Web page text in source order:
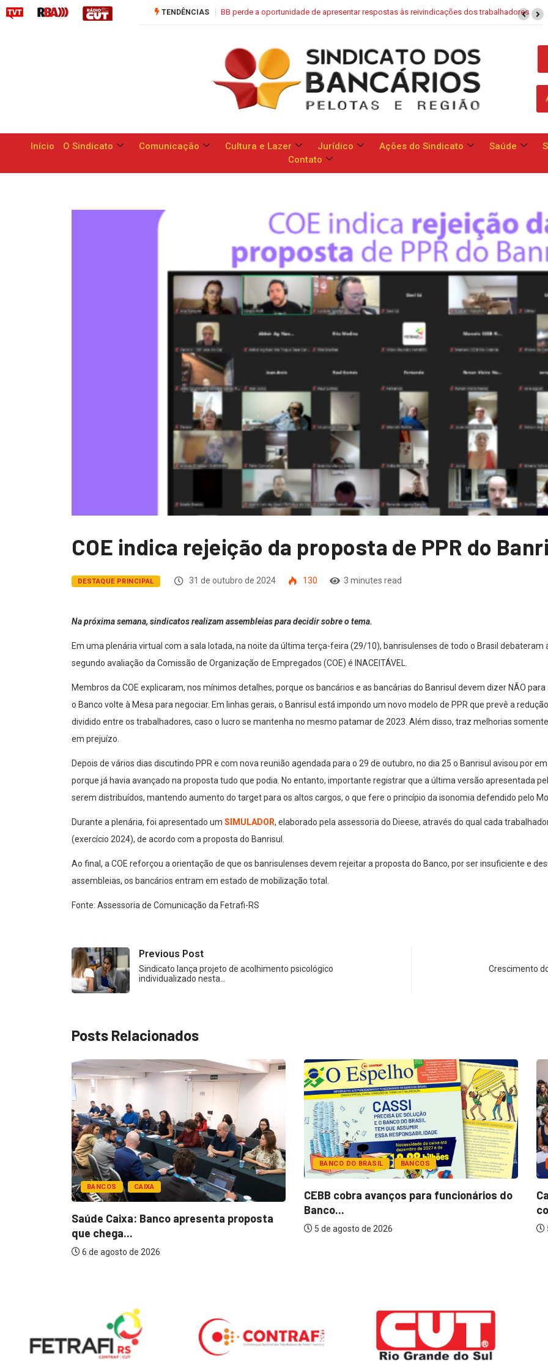
TENDÊNCIASBB perde a oportunidade de apresentar respostas às reivindicações dos trabalhadores Saúde
Início O Sindicato Comunicação Cultura e Lazer Jurídico Ações do Sindicato Saúde
Contato
COE indica rejeição da proposta de PPR do
DESTAQUE PRINCIPAL 31 de outubro de 2024 130 3 minutes read
Na próxima semana, sindicatos realizam assembleias para decidir sobre o tema.
Em uma plenária virtual com a sala lotada, na noite da última terça-feira (29/10), banrisulenses de todo o Brasil debateram
segundo avaliação da Comissão de Organização de Empregados (COE) é INACEITÁVEL.
Membros da COE explicaram, nos mínimos detalhes, porque os bancários e as bancárias do Banrisul devem dizer NÃO
o Banco volte à Mesa para negociar. Em linhas gerais, o Banrisul está impondo um novo modelo de PPR que prevê a
dividido entre os trabalhadores, caso o lucro se mantenha no mesmo patamar de 2023. Além disso, traz melhorias
em prejuízo.
Depois de vários dias discutindo PPR e com nova reunião agendada para o 29 de outubro, no dia 25 o Banrisul avisou por
porque já havia avançado na proposta tudo que podia. No entanto, importante registrar que a última versão apresentada
serem distribuídos, mantendo aumento do target para os altos cargos, o que fere o princípio da isonomia defendido pelo
Durante a plenária, foi apresentado um SIMULADOR, elaborado pela assessoria do Dieese, através do qual cada
(exercício 2024), de acordo com a proposta do Banrisul.
Ao final, a COE reforçou a orientação de que os banrisulenses devem rejeitar a proposta do Banco, por ser insuficiente e
assembleias, os bancários entram em estado de mobilização total.
Fonte: Assessoria de Comunicação da Fetrafi-RS
Previous Post
Sindicato lança projeto de acolhimento psicológico
individualizado nesta…
Crescimento
Posts Relacionados
BANCOS CAIXA
Saúde Caixa: Banco apresenta proposta
que chega...
6 de agosto de 2026
BANCO DO BRASIL BANCOS
CEBB cobra avanços para funcionários do
Banco...
5 de agosto de 2026